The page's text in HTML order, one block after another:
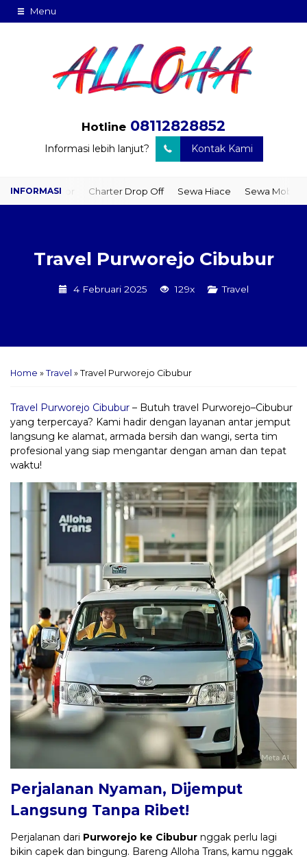
Menu
Hotline 08112828852
Informasi lebih lanjut? Kontak Kami
Door Charter Drop Off Sewa Hiace Sewa Mobil Plus Driver
Travel Purworejo Cibubur
4 Februari 2025 129x Travel
Home » Travel » Travel Purworejo Cibubur
Travel Purworejo Cibubur – Butuh travel Purworejo–Cibubur
yang terpercaya? Kami hadir dengan layanan antar jemput
langsung ke alamat, armada bersih dan wangi, serta tim
profesional yang siap mengantar dengan aman dan tepat
waktu!
Perjalanan Nyaman, Dijemput
Langsung Tanpa Ribet!
Perjalanan dari Purworejo ke Cibubur nggak perlu lagi
bikin capek dan bingung. Bareng Alloha Trans, kamu nggak